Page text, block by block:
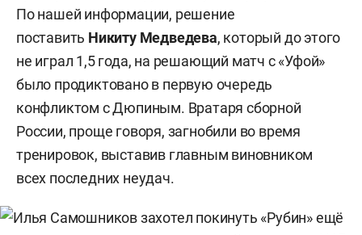
По нашей информации, решение
поставить Никиту Медведева, который до этого
не играл 1,5 года, на решающий матч с «Уфой»
было продиктовано в первую очередь
конфликтом с Дюпиным. Вратаря сборной
России, проще говоря, загнобили во время
тренировок, выставив главным виновником
всех последних неудач.